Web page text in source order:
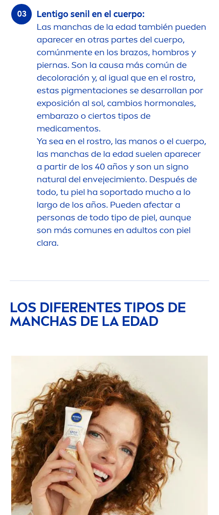
Lentigo senil en el cuerpo:
Las manchas de la edad también pueden
aparecer en otras partes del cuerpo,
comúnmente en los brazos, hombros y
piernas. Son la causa más común de
decoloración y, al igual que en el rostro,
estas pigmentaciones se desarrollan por
exposición al sol, cambios hormonales,
embarazo o ciertos tipos de
medicamentos.
Ya sea en el rostro, las manos o el cuerpo,
las manchas de la edad suelen aparecer
a partir de los 40 años y son un signo
natural del envejecimiento. Después de
todo, tu piel ha soportado mucho a lo
largo de los años. Pueden afectar a
personas de todo tipo de piel, aunque
son más comunes en adultos con piel
clara.
LOS DIFERENTES TIPOS DE
MANCHAS DE LA EDAD